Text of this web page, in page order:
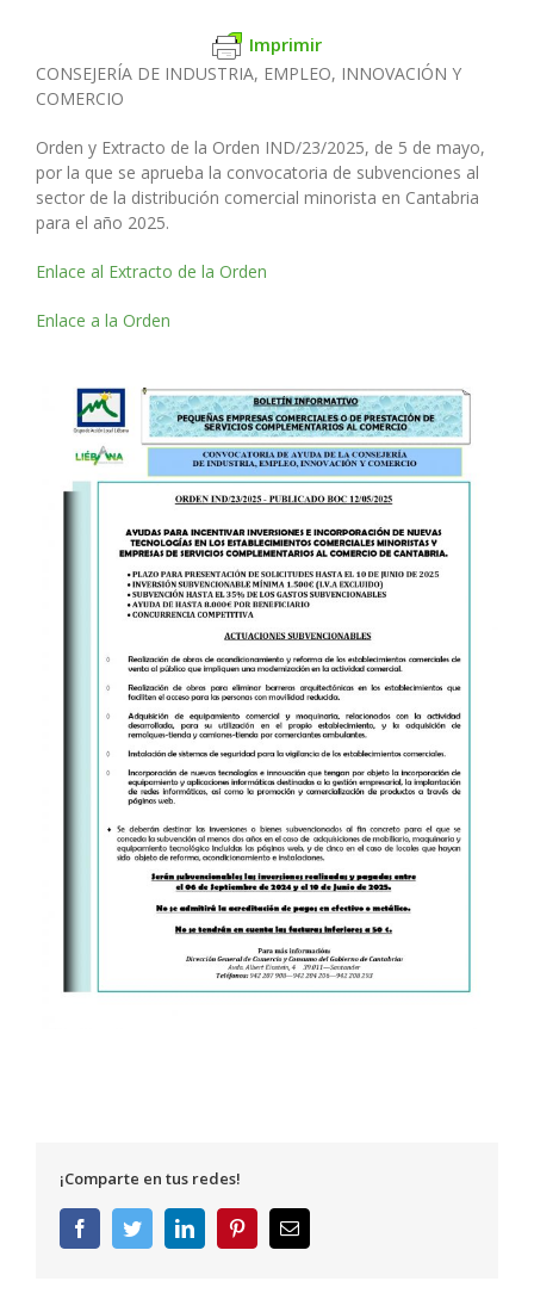
Imprimir
CONSEJERÍA DE INDUSTRIA, EMPLEO, INNOVACIÓN Y
COMERCIO
Orden y Extracto de la Orden IND/23/2025, de 5 de mayo,
por la que se aprueba la convocatoria de subvenciones al
sector de la distribución comercial minorista en Cantabria
para el año 2025.
Enlace al Extracto de la Orden
Enlace a la Orden
¡Comparte en tus redes!
FacebookTwitterLinkedInPinterestCorreo
electrónico